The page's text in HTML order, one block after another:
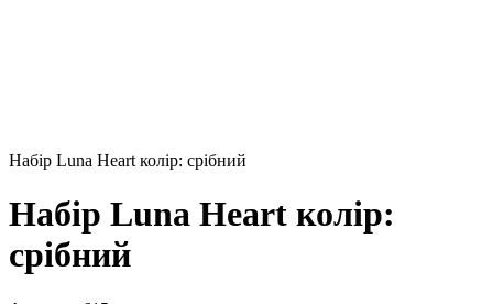
Набір Luna Heart колір: срібний
Набір Luna Heart колір:
срібний